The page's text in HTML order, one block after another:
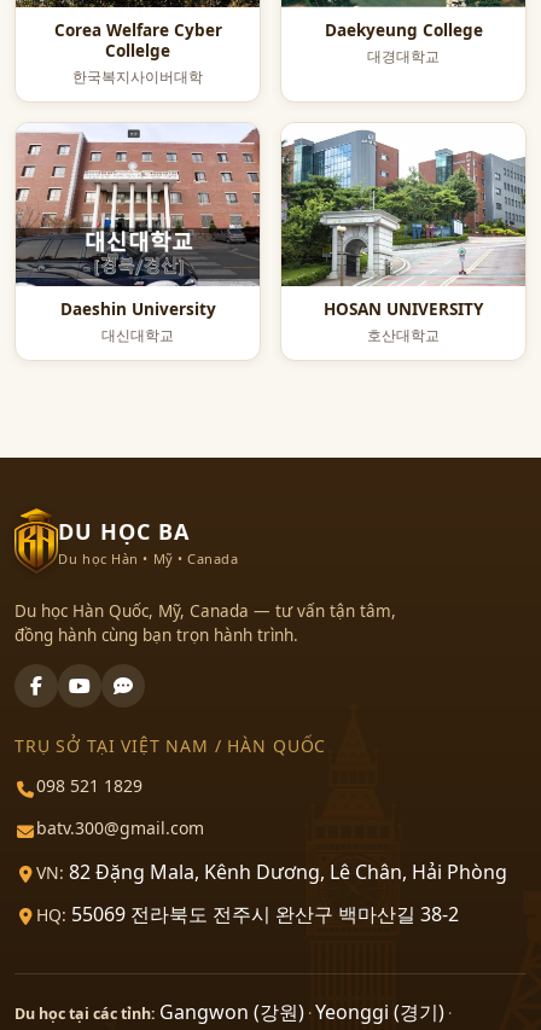
Corea Welfare Cyber
Collelge
한국복지사이버대학
Daekyeung College
대경대학교
Daeshin University
대신대학교
HOSAN UNIVERSITY
호산대학교
DU HỌC BA
Du học Hàn • Mỹ • Canada
Du học Hàn Quốc, Mỹ, Canada — tư vấn tận tâm,
đồng hành cùng bạn trọn hành trình.
TRỤ SỞ TẠI VIỆT NAM / HÀN QUỐC
098 521 1829
batv.300@gmail.com
VN: 82 Đặng Mala, Kênh Dương, Lê Chân, Hải Phòng
HQ: 55069 전라북도 전주시 완산구 백마산길 38-2
Du học tại các tỉnh: Gangwon (강원) ·Yeonggi (경기) ·